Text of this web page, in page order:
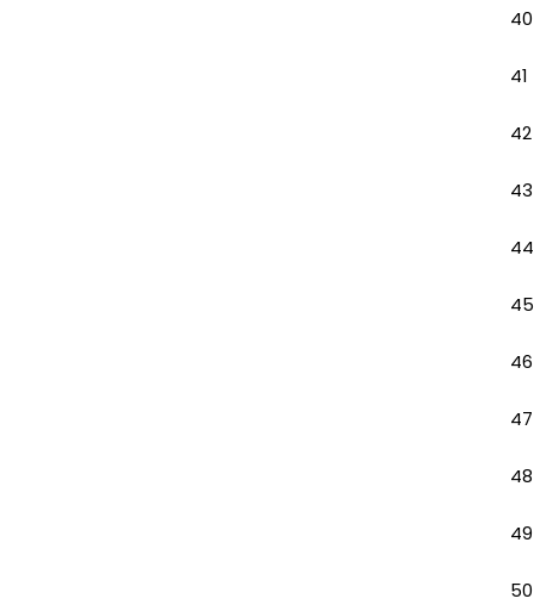
40
41
42
43
44
45
46
47
48
49
50